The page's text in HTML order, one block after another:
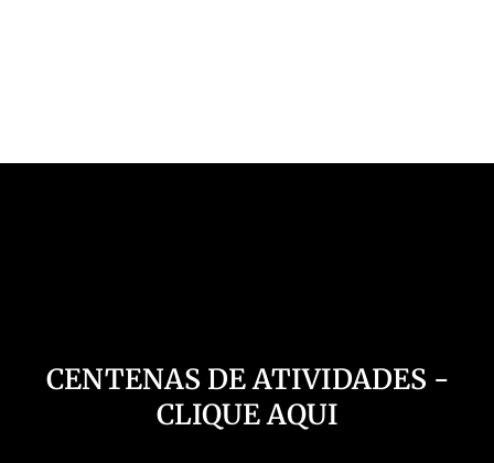
CENTENAS DE ATIVIDADES -
CLIQUE AQUI